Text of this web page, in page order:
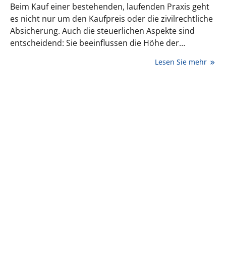
Beim Kauf einer bestehenden, laufenden Praxis geht
es nicht nur um den Kaufpreis oder die zivilrechtliche
Absicherung. Auch die steuerlichen Aspekte sind
entscheidend: Sie beeinflussen die Höhe der
geltend zu machen, und letztlich die Liquidität des
Lesen Sie mehr